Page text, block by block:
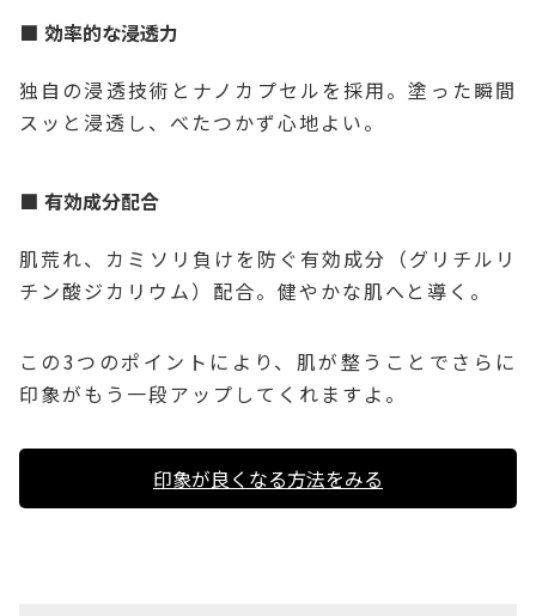
効率的な浸透力
独自の浸透技術とナノカプセルを採用。塗った瞬間
スッと浸透し、べたつかず心地よい。
有効成分配合
肌荒れ、カミソリ負けを防ぐ有効成分（グリチルリ
チン酸ジカリウム）配合。健やかな肌へと導く。
この3つのポイントにより、肌が整うことでさらに
印象がもう一段アップしてくれますよ。
印象が良くなる方法をみる